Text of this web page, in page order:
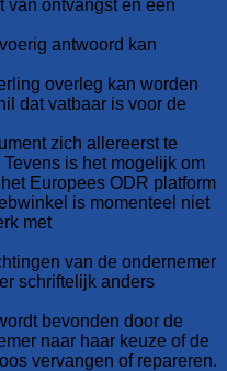
van ontvangst en een
antwoord kan
overleg kan worden
dat vatbaar is voor de
zich allereerst te
is het mogelijk om
Europees ODR platform
is momenteel niet
met
van de ondernemer
schriftelijk anders
bevonden door de
naar haar keuze of de
vervangen of repareren.